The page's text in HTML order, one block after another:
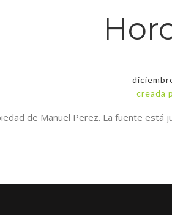
creada
de Manuel Perez. La fuente está